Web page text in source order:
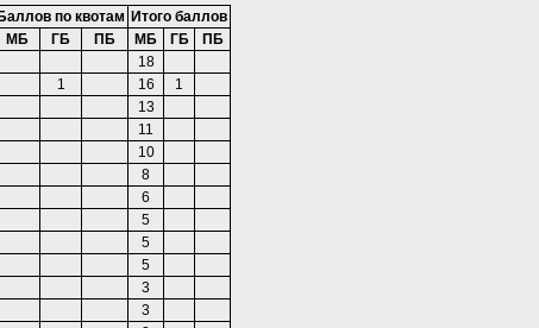
Баллов по квотам Итого баллов
МБ ГБ ПБ МБ ГБ
ПБ
18
1 16
1
13
11
10
8
6
5
5
5
3
3